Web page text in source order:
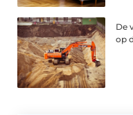
De
op